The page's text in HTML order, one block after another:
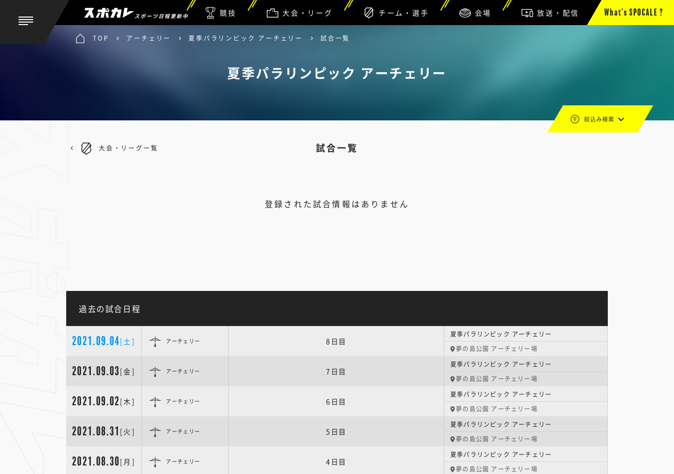
スポーツ日程更新中 競技 大会・リーグ チーム・選手 会場 放送・配信 What’s SPOCALE ?
TOP アーチェリー 夏季パラリンピック アーチェリー 試合一覧
夏季パラリンピック アーチェリー
試合一覧
絞込み検索
大会・リーグ一覧
登録された試合情報はありません
過去の試合日程
2021.09.04[土] アーチェリー 8日目
夏季パラリンピック アーチェリー
夢の島公園 アーチェリー場
2021.09.03[金] アーチェリー 7日目
夏季パラリンピック アーチェリー
夢の島公園 アーチェリー場
2021.09.02[木] アーチェリー 6日目
夏季パラリンピック アーチェリー
夢の島公園 アーチェリー場
2021.08.31 [火] アーチェリー 5日目
夏季パラリンピック アーチェリー
夢の島公園 アーチェリー場
2021.08.30[月] アーチェリー 4日目
夏季パラリンピック アーチェリー
夢の島公園 アーチェリー場